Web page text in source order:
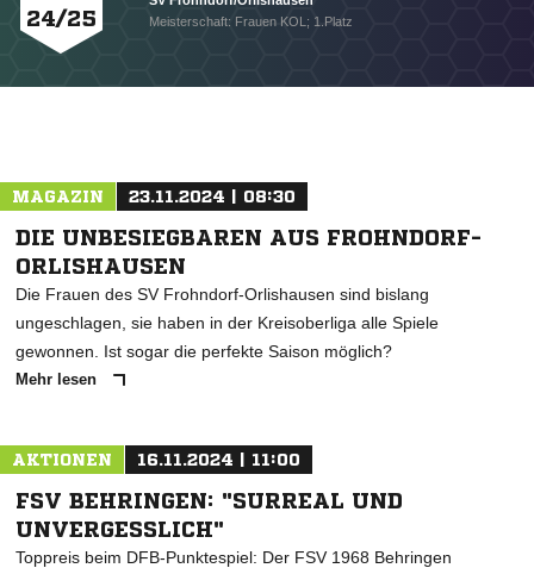
NACHRICHT SENDEN
* Pflichtfelder
24/25
Meisterschaft: Frauen KOL; 1.Platz
MAGAZIN 23.11.2024 | 08:30
DIE UNBESIEGBAREN AUS FROHNDORF-
ORLISHAUSEN
Die Frauen des SV Frohndorf-Orlishausen sind bislang
ungeschlagen, sie haben in der Kreisoberliga alle Spiele
gewonnen. Ist sogar die perfekte Saison möglich?
Mehr lesen
AKTIONEN 16.11.2024 | 11:00
FSV BEHRINGEN: "SURREAL UND
UNVERGESSLICH"
Toppreis beim DFB-Punktespiel: Der FSV 1968 Behringen